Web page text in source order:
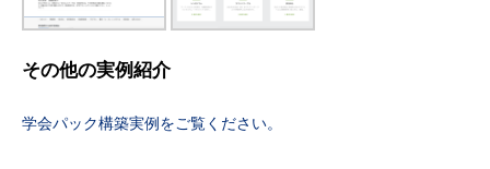
その他の実例紹介
学会パック構築実例をご覧ください。